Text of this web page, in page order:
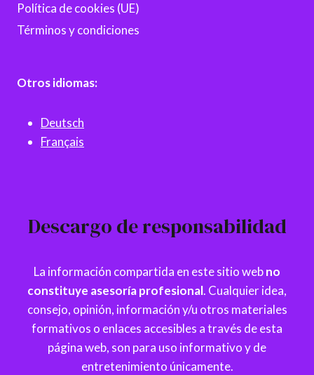
Política de cookies (UE)
Términos y condiciones
Otros idiomas:
Deutsch
Français
Descargo de responsabilidad
La información compartida en este sitio webno
constituye asesoría profesional. Cualquier idea,
consejo, opinión, información y/u otros materiales
formativos o enlaces accesibles a través de esta
página web, son para uso informativo y de
entretenimiento únicamente.